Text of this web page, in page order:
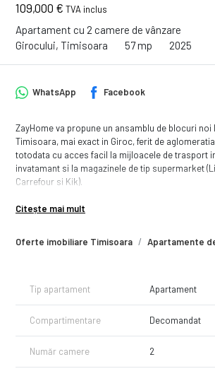
109,000 € TVA inclus
Apartament cu 2 camere de vânzare
Girocului, Timisoara
57 mp 2025
Oferte imobiliare Timisoara Apartamente
WhatsApp Facebook
ZayHome va propune un ansamblu de blocuri noi
Timisoara, mai exact in Giroc, ferit de
totodata cu acces facil la mijloacele de trasport
invatamant si la magazinele de tip supermarket
Carrefour si Kik).
Regimul de inaltime P+3E, iar blocurile sunt
- 53.03 mp utili + balcon 6.3 mp, disponibil la Etaj
Pret 104.000 euro
108.000 euro
- 57.12 mp utili + balcon 4.39 mp, disponibil la Etaj
109.000 euro
Citește mai mult
Tip apartament Apartament
Compartimentare Decomandat
Număr camere 2